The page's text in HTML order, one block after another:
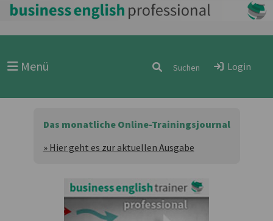
Menü Login
Das monatliche Online-Trainingsjournal
» Hier geht es zur aktuellen Ausgabe